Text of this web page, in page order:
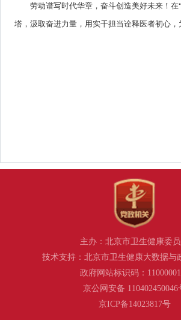
劳动谱写时代华章，奋斗创造美好未来！
塔，汲取奋进力量，用实干担当诠释医者初心
主办：北京市卫生健康委
技术支持：北京市卫生健康大数据与
政府网站标识码：
京公网安备 110402450046
京ICP备14023817号